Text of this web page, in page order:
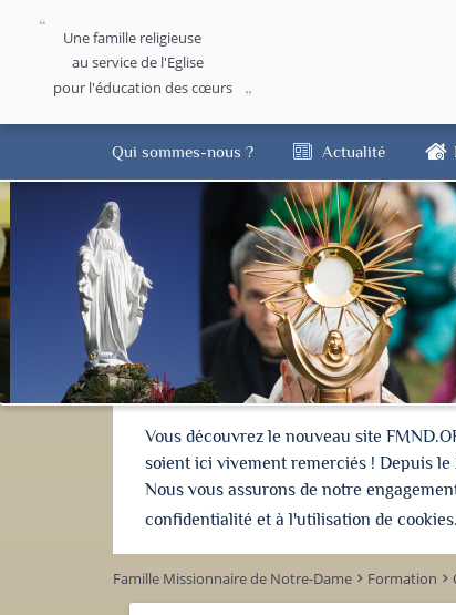
Une famille religieuse
au service de l'Eglise
pour l'éducation des cœurs
Qui sommes-nous ? Actualité
Vous découvrez le nouveau site
soient ici vivement remerciés ! Depuis le
Nous vous assurons de notre
confidentialité et à l'utilisation de cookies.
Famille Missionnaire de Notre-Dame keyboard_arrow_right Formation keyboard_arrow_right